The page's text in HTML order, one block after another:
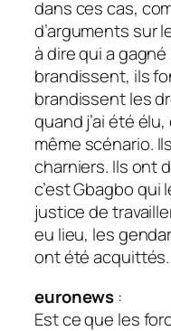
dans ces cas,
d’arguments sur
à dire qui a
brandissent, ils
brandissent les
quand j’ai été
même scénario.
charniers. Ils ont
c’est Gbagbo qui
justice de
eu lieu, les
ont été acquittés.
euronews :
Est ce que les